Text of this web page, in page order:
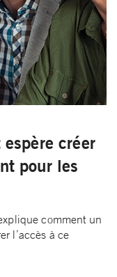
créer
pour les
comment un
l’accès à ce